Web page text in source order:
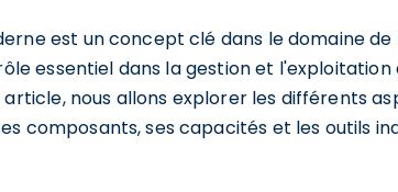
est un concept clé dans le domaine
essentiel dans la gestion et
nous allons explorer les différents
composants, ses capacités et les outils